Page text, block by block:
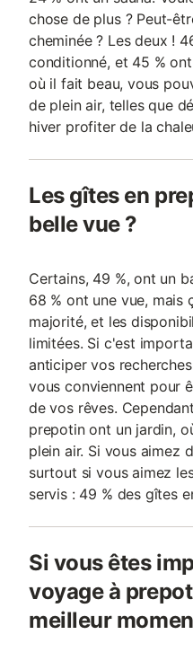
chose de plus ? Peut-
cheminée ? Les deux !
conditionné, et 45 %
où il fait beau, vous
de plein air, telles que
hiver profiter de la
Les gîtes en
belle vue ?
Certains, 49 %, ont un
68 % ont une vue, mais
majorité, et les
limitées. Si c'est
anticiper vos
vous conviennent pour
de vos rêves.
prepotin ont un jardin,
plein air. Si vous aimez
surtout si vous aimez
servis : 49 % des gîtes
Si vous êtes
voyage à
meilleur